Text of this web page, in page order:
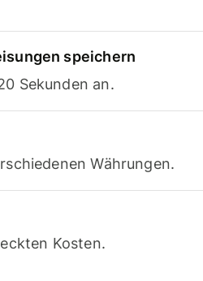
speichern
Sekunden an.
Währungen.
Kosten.